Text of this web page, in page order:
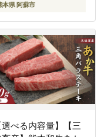
だけ 熊本県 阿蘇市
本県 阿蘇市
選べる内容量】【三